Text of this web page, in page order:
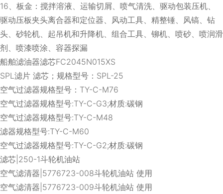
16、板金：搅拌溶液、运输切屑、喷气清洗、驱动包装压机、
驱动压板夹头离合器和定位器、风动工具、精整锤、风镐、钻
头、砂轮机、起吊机和升降机、组合工具、铆机、喷砂、喷润滑
剂、喷漆喷涂、容器探漏
船舶滤油器滤芯FC2045N015XS
SPL滤片 滤芯；规格型号：SPL-25
空气过滤器规格型号：TY-C-M76
空气过滤器规格型号:TY-C-G3;材质:碳钢
空气过滤器规格型号:TY-C-M48
滤器规格型号:TY-C-M60
空气过滤器规格型号:TY-C-G2;材质:碳钢
滤芯|250-1斗轮机油站
空气滤清器|5776723-008斗轮机油站 使用
空气滤清器|5776723-009斗轮机油站 使用